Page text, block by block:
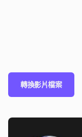
轉換影片檔案